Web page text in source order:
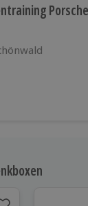
basierend